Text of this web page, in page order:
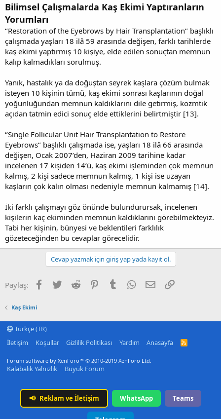
Bilimsel Çalışmalarda Kaş Ekimi Yaptıranların
Yorumları
‘’Restoration of the Eyebrows by Hair Transplantation’’ başlıklı
çalışmada yaşları 18 ilâ 59 arasında değişen, farklı tarihlerde
kaş ekimi yaptırmış 10 kişiye, elde edilen sonuçtan memnun
kalıp kalmadıkları sorulmuş.
Yanık, hastalık ya da doğuştan seyrek kaşlara çözüm bulmak
isteyen 10 kişinin tümü, kaş ekimi sonrası kaşlarının doğal
yoğunluğundan memnun kaldıklarını dile getirmiş, kozmtik
açıdan tatmin edici sonuç elde ettiklerini belirtmiştir [13].
‘’Single Follicular Unit Hair Transplantation to Restore
Eyebrows’’ başlıklı çalışmada ise, yaşları 18 ilâ 66 arasında
değişen, Ocak 2007’den, Haziran 2009 tarihine kadar
incelenen 17 kişiden 14’ü, kaş ekimi işleminden çok memnun
kalmış, 2 kişi sadece memnun kalmış, 1 kişi ise uzayan
kaşların çok kalın olması nedeniyle memnun kalmamış [14].
İki farklı çalışmayı göz önünde bulundurursak, incelenen
kişilerin kaç ekiminden memnun kaldıklarını görebilmekteyiz.
Tabi her kişinin, bünyesi ve beklentileri farklılık
gözeteceğinden bu cevaplar görecelidir.
Cevap yazmak için giriş yap yada kayıt ol.
Paylaş: Facebook
TwitterReddit PinterestTumblrWhatsApp
E-postaLink
Kaş Ekimi
Türkçe (TR)
İletişim
Koşullar Gizlilik Politikası Yardım Anasayfa
R
Forum software by XenForo™ © 2010-2019 XenForo Ltd.
Kalabalık Yalnızlık Büyük Forum
📢 Reklam ve İletişim WhatsApp Teams